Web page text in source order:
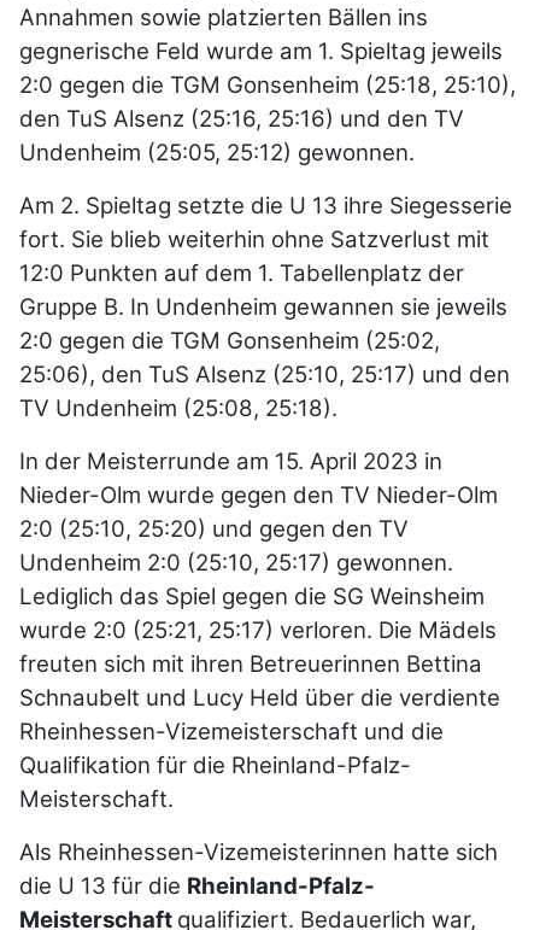
Annahmen sowie platzierten Bällen ins
gegnerische Feld wurde am 1. Spieltag jeweils
2:0 gegen die TGM Gonsenheim (25:18, 25:10),
den TuS Alsenz (25:16, 25:16) und den TV
Undenheim (25:05, 25:12) gewonnen.
Am 2. Spieltag setzte die U 13 ihre Siegesserie
fort. Sie blieb weiterhin ohne Satzverlust mit
12:0 Punkten auf dem 1. Tabellenplatz der
Gruppe B. In Undenheim gewannen sie jeweils
2:0 gegen die TGM Gonsenheim (25:02,
25:06), den TuS Alsenz (25:10, 25:17) und den
TV Undenheim (25:08, 25:18).
In der Meisterrunde am 15. April 2023 in
Nieder-Olm wurde gegen den TV Nieder-Olm
2:0 (25:10, 25:20) und gegen den TV
Undenheim 2:0 (25:10, 25:17) gewonnen.
Lediglich das Spiel gegen die SG Weinsheim
wurde 2:0 (25:21, 25:17) verloren. Die Mädels
freuten sich mit ihren Betreuerinnen Bettina
Schnaubelt und Lucy Held über die verdiente
Rheinhessen-Vizemeisterschaft und die
Qualifikation für die Rheinland-Pfalz-
Meisterschaft.
Als Rheinhessen-Vizemeisterinnen hatte sich
die U 13 für die Rheinland-Pfalz-
Meisterschaft qualifiziert. Bedauerlich war,